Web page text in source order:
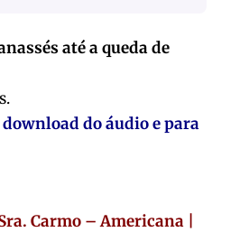
até a queda de
do áudio e para
Carmo – Americana |